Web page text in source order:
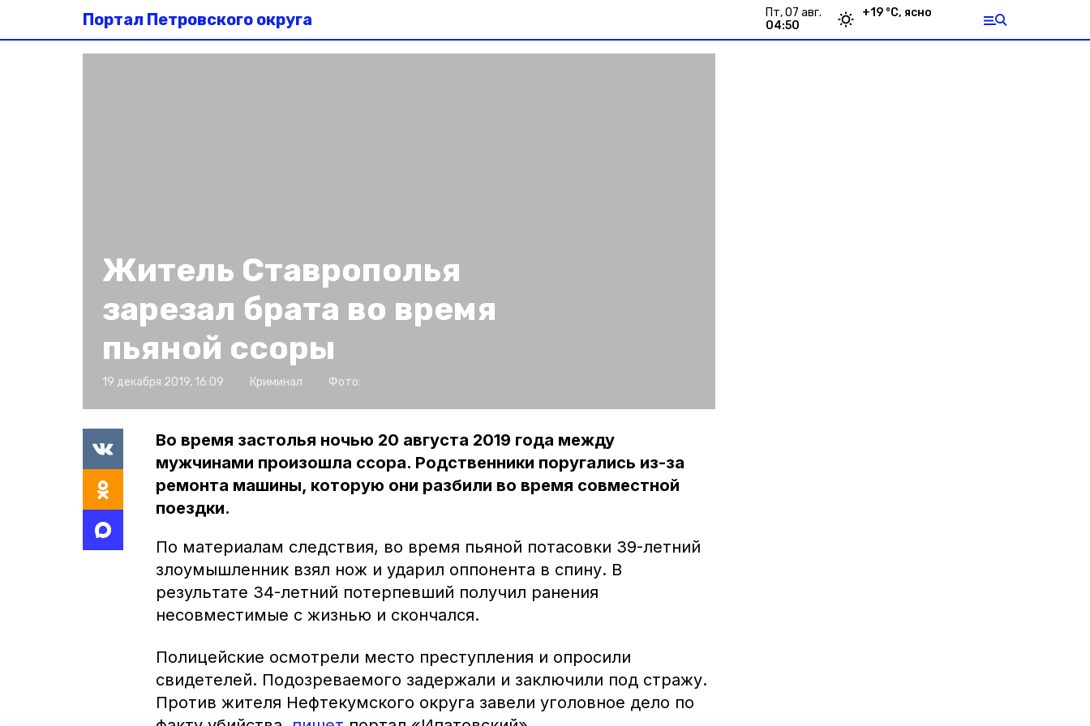
Портал Петровского округа
пт, 07 авг.
04:50
+19 °С, ясно
Житель Ставрополья
зарезал брата во время
пьяной ссоры
19 декабря 2019, 16:09 Криминал Фото:
Во время застолья ночью 20 августа 2019 года между
мужчинами произошла ссора. Родственники поругались из-за
ремонта машины, которую они разбили во время совместной
поездки.
По материалам следствия, во время пьяной потасовки 39-летний
злоумышленник взял нож и ударил оппонента в спину. В
результате 34-летний потерпевший получил ранения
несовместимые с жизнью и скончался.
Полицейские осмотрели место преступления и опросили
свидетелей. Подозреваемого задержали и заключили под стражу.
Против жителя Нефтекумского округа завели уголовное дело по